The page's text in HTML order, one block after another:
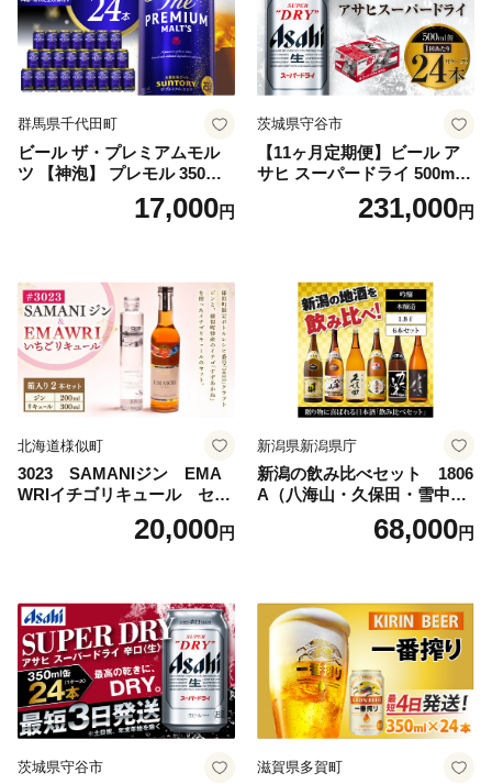
群馬県千代田町
ビール ザ・プレミアムモル
ツ 【神泡】 プレモル 350ml
× 24本 サントリー〈天然水の
ビール工場〉群馬※沖縄・離
17,000円
茨城県守谷市
【11ヶ月定期便】ビール ア
サヒ スーパードライ 500ml 2
4本 1ケース×11ヶ月 | アサヒ
ビール 究極の辛口 酒 お酒 ア
uper dry 11回 缶ビール 缶 ギ
フト 内祝い 茨城県守谷市 送
料無料
231,000円
北海道様似町
3023 SAMANIジン EMA
WRIイチゴリキュール セッ
ト（箱入り）【大人の味 酒
お酒 洋酒 スピリッツ クラフ
セット 詰め合わせ カクテル
ソーダ割り アルコール ロッ
ク ソーダ ジントニック 】
20,000円
新潟県新潟県庁
新潟の飲み比べセット 1806
A（八海山・久保田・雪中
梅・越乃寒梅・かたふね・千
68,000円
茨城県守谷市 滋賀県多賀町